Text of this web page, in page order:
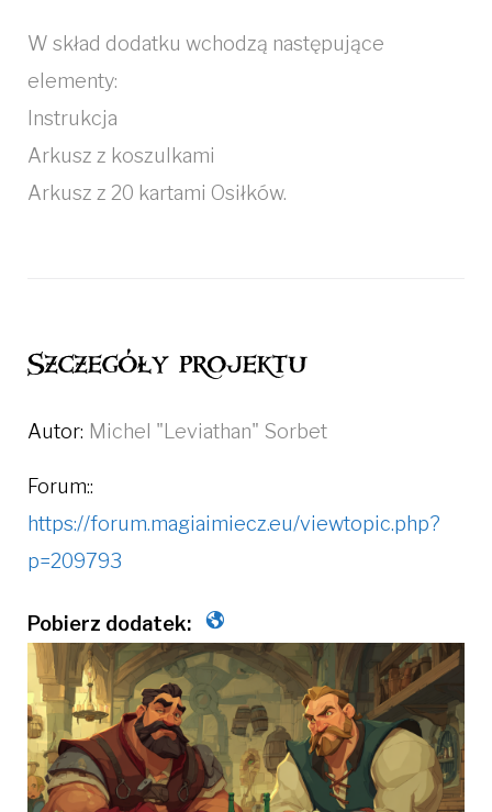
W skład dodatku wchodzą następujące
elementy:
Instrukcja
Arkusz z koszulkami
Arkusz z 20 kartami Osiłków.
Szczegóły projektu
Autor: Michel "Leviathan" Sorbet
Forum::
https://forum.magiaimiecz.eu/viewtopic.php?
p=209793